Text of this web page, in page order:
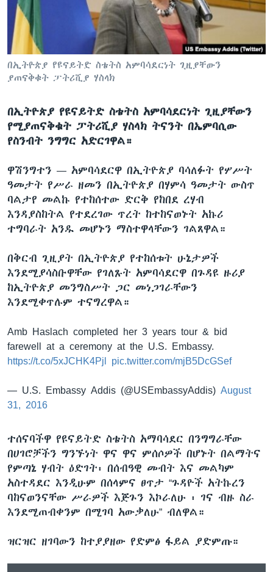
ቋንቋዎች
በኢትዮጵያ የዩናይትድ ስቴትስ አምባሳደርነት ጊዚያቸውን
ያጠናቅቁት ፓትሪሺያ ሃስላክ
በኢትዮጵያ የዩናይትድ ስቴትስ አምባሳደርነት ጊዚያቸውን
የሚያጠናቅቁት ፓትሪሺያ ሃስላክ ትናንት በኤምባሲው
የስንብት ንግግር አድርገዋል።
ዋሽንግተን — አምባሳደርዋ በኢትዮጵያ ባሳለፉት የሦሥት
ዓመታት የሥራ ዘመን በኢትዮጵያ በሃምሳ ዓመታት ውስጥ
ባልታየ መልኩ የተከሰተው ድርቅ የከበደ ረሃብ
እንዳያስከትል የተደረገው ጥረት ከተከናወኑት አኩሪ
ተግባራት አንዱ መሆኑን ማስተዋላቸውን ገልጸዋል።
በቅርብ ጊዚያት በኢትዮጵያ የተከሰቱት ሁኔታዎች
እንደሚያሳስቡዋቸው የገለጹት አምባሳደርዋ በጉዳዩ ዙሪያ
ከኢትዮጵያ መንግስሥት ጋር መነጋገራቸውን
እንደሚቀጥሉም ተናግረዋል።
Amb Haslach completed her 3 years tour & bid
farewell at a ceremony at the U.S. Embassy.
https://t.co/5xJCHK4Pjl pic.twitter.com/mjB5DcGSef
— U.S. Embassy Addis (@USEmbassyAddis) August
31, 2016
ተሰናባችዋ የዩናይትድ ስቴትስ አማባሳደር በንግግራቸው
በሀገሮቻችን ግንኙነት ዋና ዋና ምሰሶዎች በሆኑት በልማትና
የምጣኔ ሃብት ዕድገት፡ በሰብዓዊ መብት እና መልካም
አስተዳደር እንዲሁም በሰላምና ፀጥታ “ጉዳዮች አትኩረን
ባከናወንናቸው ሥራዎች እጅጉን እኮራለሁ ፡ ገና ብዙ ስራ
እንደሚጠብቀንም በሚገባ አውቃለሁ” ብለዋል።
ዝርዝር ዘገባውን ከተያያዘው የድምፅ ፋይል ያድምጡ።